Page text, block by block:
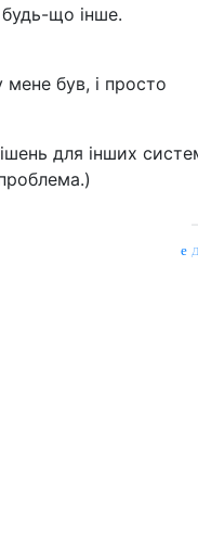
будь-що інше.
був, і просто
для інших